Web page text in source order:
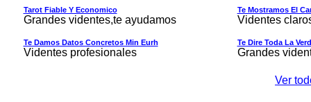
Tarot Fiable Y Economico
Grandes videntes,te ayudamos
Te Mostramos El
Videntes
Te Damos Datos Concretos Min Eurh
Videntes profesionales
Te Dire Toda La
Grandes
Ver